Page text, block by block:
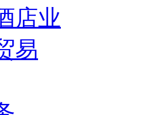
店业
易